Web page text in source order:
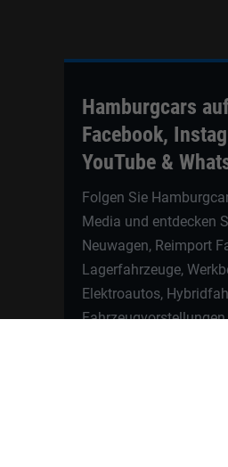
Hamburgcars
Facebook,
YouTube &
Folgen Sie
Media und entdecken
Neuwagen, Reimport
Lagerfahrzeuge,
Elektroautos,
Fahrzeugvorstellungen,